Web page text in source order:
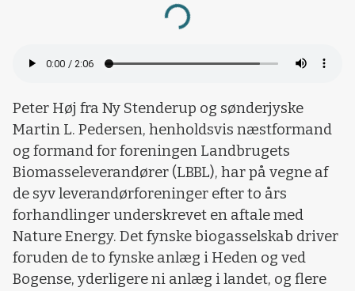
Loading...
Peter Høj fra Ny Stenderup og sønderjyske
Martin L. Pedersen, henholdsvis næstformand
og formand for foreningen Landbrugets
Biomasseleverandører (LBBL), har på vegne af
de syv leverandørforeninger efter to års
forhandlinger underskrevet en aftale med
Nature Energy. Det fynske biogasselskab driver
foruden de to fynske anlæg i Heden og ved
Bogense, yderligere ni anlæg i landet, og flere